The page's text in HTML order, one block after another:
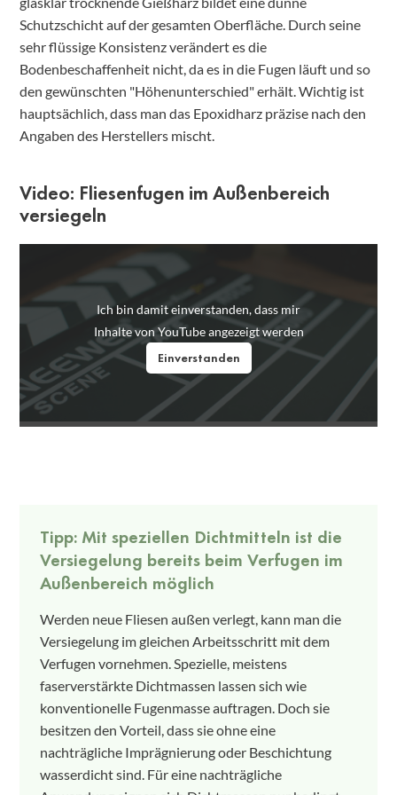
Schutzschicht auf der gesamten Oberfläche. Durch seine
sehr flüssige Konsistenz verändert es die
Bodenbeschaffenheit nicht, da es in die Fugen läuft und so
den gewünschten "Höhenunterschied" erhält. Wichtig ist
hauptsächlich, dass man das Epoxidharz präzise nach den
Angaben des Herstellers mischt.
Video: Fliesenfugen im Außenbereich
versiegeln
Ich bin damit einverstanden, dass mir
Inhalte von YouTube angezeigt werden
Einverstanden
Tipp: Mit speziellen Dichtmitteln ist die
Versiegelung bereits beim Verfugen im
Außenbereich möglich
Werden neue Fliesen außen verlegt, kann man die
Versiegelung im gleichen Arbeitsschritt mit dem
Verfugen vornehmen. Spezielle, meistens
faserverstärkte Dichtmassen lassen sich wie
konventionelle Fugenmasse auftragen. Doch sie
besitzen den Vorteil, dass sie ohne eine
nachträgliche Imprägnierung oder Beschichtung
wasserdicht sind. Für eine nachträgliche